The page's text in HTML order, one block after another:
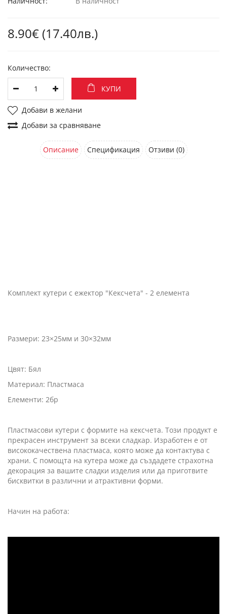
8.90€ (17.40лв.)
Количество:
КУПИ
Добави в желани
Добави за сравняване
Описание Спецификация Отзиви (0)
Комплект кутери с ежектор "Кексчета" - 2 елемента
Размери: 23×25мм и 30×32мм
Цвят: Бял
Материал: Пластмаса
Елементи: 2бр
Пластмасови кутери с формите на кексчета. Този продукт е
прекрасен инструмент за всеки сладкар. Изработен е от
висококачествена пластмаса, която може да контактува с
храни. С помощта на кутера може да създадете страхотна
декорация за вашите сладки изделия или да приготвите
бисквитки в различни и атрактивни форми.
Начин на работа: